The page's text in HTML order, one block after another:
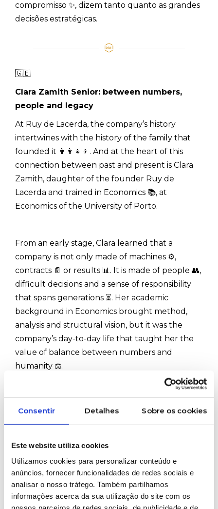
Consentir Detalhes Sobre os cookies
Este website utiliza cookies
Utilizamos cookies para personalizar conteúdo e
anúncios, fornecer funcionalidades de redes sociais e
analisar o nosso tráfego. Também partilhamos
informações acerca da sua utilização do site com os
compromisso ✨, dizem tanto quanto as grandes
decisões estratégicas.
🇬🇧
Clara Zamith Senior: between numbers,
people and legacy
At Ruy de Lacerda, the company’s history
intertwines with the history of the family that
founded it 👨‍👩‍👧‍👦. And at the heart of this
connection between past and present is Clara
Zamith, daughter of the founder Ruy de
Lacerda and trained in Economics 📚, at
Economics of the University of Porto.
From an early stage, Clara learned that a
company is not only made of machines ⚙️,
contracts 📄 or results 📊. It is made of people 👥,
difficult decisions and a sense of responsibility
that spans generations ⏳. Her academic
background in Economics brought method,
analysis and structural vision, but it was the
company’s day-to-day life that taught her the
value of balance between numbers and
humanity ⚖️.
evolution of Ruy de Lacerda through different
adaptation 🌍 and professionalisation of
management 🧭. Always with a careful eye on
business sustainability 🌱, but also on team
stability and consistency with the founding
values 🏛️.